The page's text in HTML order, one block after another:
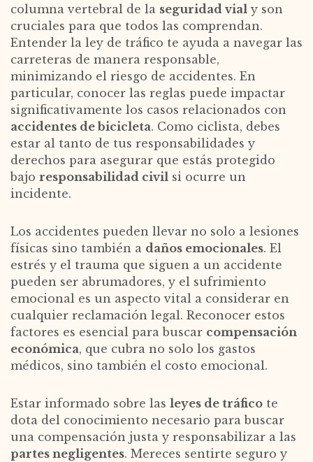
columna vertebral de la seguridad vial y son
cruciales para que todos las comprendan.
Entender la ley de tráfico te ayuda a navegar las
carreteras de manera responsable,
minimizando el riesgo de accidentes. En
particular, conocer las reglas puede impactar
significativamente los casos relacionados con
accidentes de bicicleta. Como ciclista, debes
estar al tanto de tus responsabilidades y
derechos para asegurar que estás protegido
bajo responsabilidad civil si ocurre un
incidente.
Los accidentes pueden llevar no solo a lesiones
físicas sino también a daños emocionales. El
estrés y el trauma que siguen a un accidente
pueden ser abrumadores, y el sufrimiento
emocional es un aspecto vital a considerar en
cualquier reclamación legal. Reconocer estos
factores es esencial para buscar compensación
económica, que cubra no solo los gastos
médicos, sino también el costo emocional.
Estar informado sobre las leyes de tráfico te
dota del conocimiento necesario para buscar
una compensación justa y responsabilizar a las
partes negligentes. Mereces sentirte seguro y